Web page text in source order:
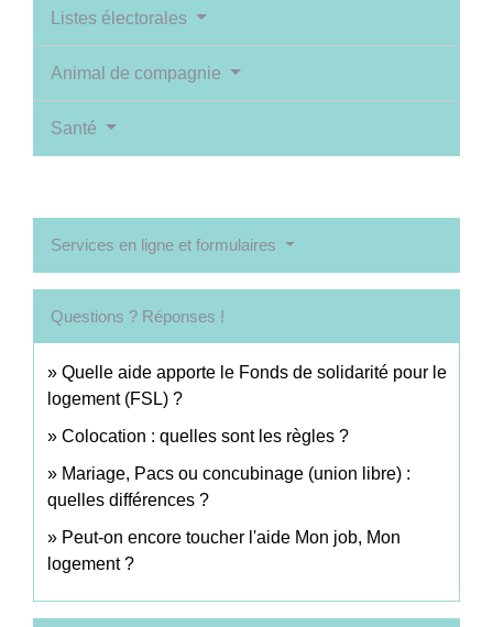
Listes électorales
Animal de compagnie
Santé
Services en ligne et formulaires
Questions ? Réponses !
Quelle aide apporte le Fonds de solidarité pour le
logement (FSL) ?
Colocation : quelles sont les règles ?
Mariage, Pacs ou concubinage (union libre) :
quelles différences ?
Peut-on encore toucher l'aide Mon job, Mon
logement ?